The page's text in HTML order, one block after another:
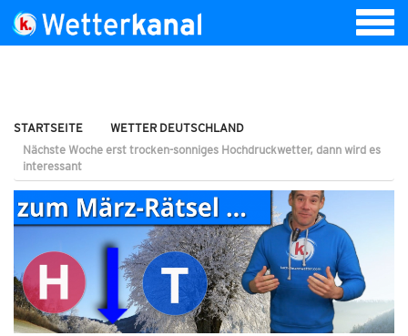
STARTSEITE
WETTER DEUTSCHLAND
Nächste Woche erst trocken-sonniges Hochdruckwetter, dann wird es
interessant